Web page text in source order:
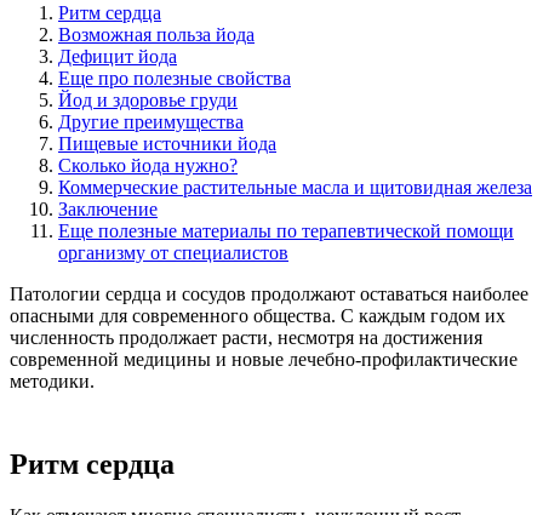
Ритм сердца
Возможная польза йода
Дефицит йода
Еще про полезные свойства
Йод и здоровье груди
Другие преимущества
Пищевые источники йода
Сколько йода нужно?
Коммерческие растительные масла и щитовидная железа
Заключение
Еще полезные материалы по терапевтической помощи
организму от специалистов
Патологии сердца и сосудов продолжают оставаться наиболее
опасными для современного общества. С каждым годом их
численность продолжает расти, несмотря на достижения
современной медицины и новые лечебно-профилактические
методики.
Ритм сердца